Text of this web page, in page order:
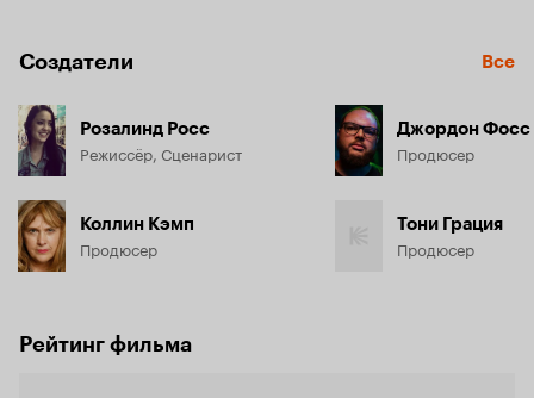
Создатели Все
Розалинд Росс
Режиссёр, Сценарист
Коллин Кэмп
Продюсер
Джордон Фосс
Продюсер
Тони Грация
Продюсер
Рейтинг фильма